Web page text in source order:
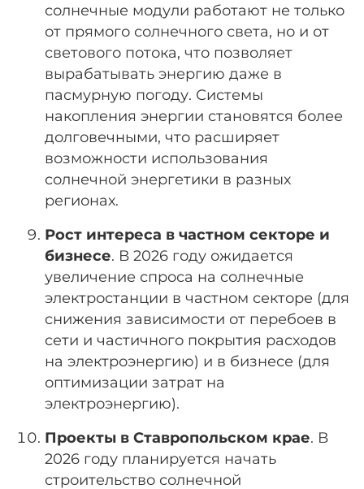
солнечные модули работают не только
от прямого солнечного света, но и от
светового потока, что позволяет
вырабатывать энергию даже в
пасмурную погоду. Системы
накопления энергии становятся более
долговечными, что расширяет
возможности использования
солнечной энергетики в разных
регионах.
Рост интереса в частном секторе и
бизнесе. В 2026 году ожидается
увеличение спроса на солнечные
электростанции в частном секторе (для
снижения зависимости от перебоев в
сети и частичного покрытия расходов
на электроэнергию) и в бизнесе (для
оптимизации затрат на
электроэнергию).
Проекты в Ставропольском крае. В
2026 году планируется начать
строительство солнечной